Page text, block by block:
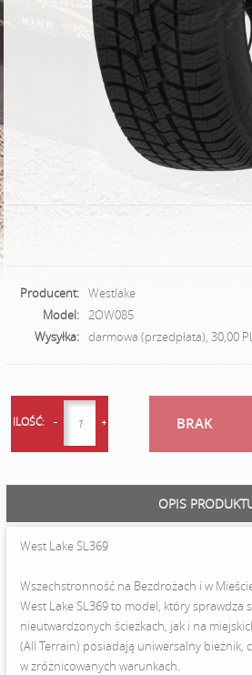
Producent: Westlake
Model: 2OW085
Wysyłka: darmowa (przedpłata), 30,00
BRAK
ILOŚĆ:
OPIS
West Lake SL369
Wszechstronność na Bezdrożach i w
West Lake SL369 to model, który sprawdza
nieutwardzonych ścieżkach, jak i na
(All Terrain) posiadają uniwersalny bieżnik,
w zróżnicowanych warunkach.